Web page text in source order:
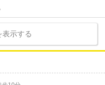
表示する